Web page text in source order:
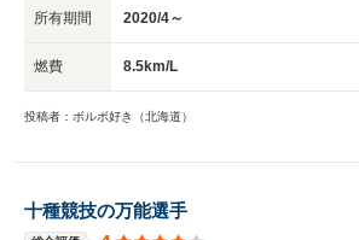
所有期間 2020/4～
燃費 8.5km/L
投稿者：ボルボ好き（北海道）
十種競技の万能選手